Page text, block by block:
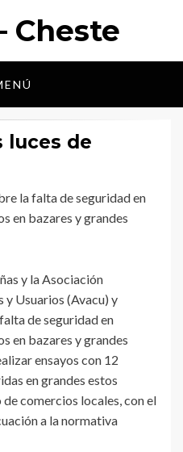
Cheste
luces de
la falta de seguridad en
en bazares y grandes
y la Asociación
y Usuarios (Avacu) y
de seguridad en
en bazares y grandes
ensayos con 12
en grandes estos
comercios locales, con el
a la normativa